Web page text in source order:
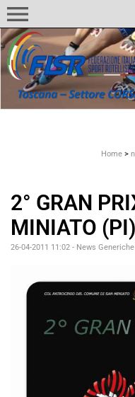
menu
Home >
2° GRAN
MINIATO (PI)
26-04-2011 11:02 - News Generiche